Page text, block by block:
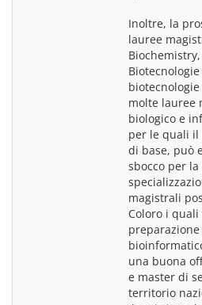
Inoltre, la
lauree
molte lauree
biologico e
per le quali il
di base, può
sbocco per
magistrali
Coloro i
una buona
e master di
territorio